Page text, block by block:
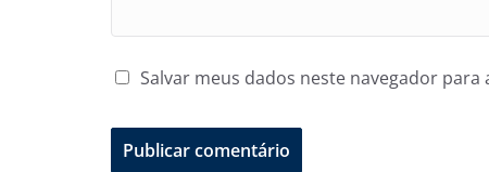
Salvar meus dados neste navegador